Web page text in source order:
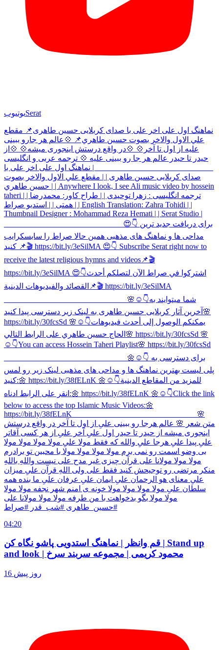
یوتیوبSerat
نماهنگ اول علی اخر علی با صدای کربلایی حسین طاهری📌 مقطع
علي الاول والاخر بصوت حسين طاهري📌 💠عالم هر جارو ببینی
علیه از اول تا آخر💠 💠در واقع درستش اینجوری میشه💠 💠از
حیدر تا حیدر عالم هر جا رو ببینی علیه 💠 ترجمه عربی و انگلیسی
______________________________ | نماهنگ اول علی اخر علی با
صدای کربلایی حسین طاهری | | مقطع علي الاول والاخر بصوت
حسين طاهري | | Anywhere I look, I see Ali music video by hossein
taheri | | ترجمه انگلیسی : زهرا توحیدی | | طراح کاور: محمدرضا
همتی | | استدیو صراط | | English Translation: Zahra Tohidi | |
Thumbnail Designer : Mohammad Reza Hemati | | Serat Studio |
______________________________ 😍👇 برای دریافت جدید ترین
مداحی ها و نماهنگ های مذهبی همین حالا صراط را سابسکرایب
کنید 📌🎬 https://bit.ly/3eSilMA 😍👇 Subscribe Serat right now to
receive the latest religious hymns and videos📌🎬
https://bit.ly/3eSilMA 😍👇اشتركوا في صراط الآن لتصلكم أحدث
القصائد والفيديوهات الدينية📌🎬 https://bit.ly/3eSilMA
_______________________________ 🌸☺️👇شما میتوایند به
آخرین آثار کربلایی حسین طاهری به لینک زیر دسترسی پیدا کنید🌸
https://bit.ly/30fcsSd 🌸☺️👇يمكنكم الوصول إلى أحدث فيديوهات
الحاج حسین طاهري على الرابط التالي🌸 https://bit.ly/30fcsSd 🌸
☺️👇You can access Hossein Taheri Playlist🌸 https://bit.ly/30fcsSd
_______________________________ 🌼☺👇 برای دسترسی به
پلی لیست بهترین نماهنگ ها و مداحی های مذهبی لینک زیر رو لمس
کنید:🌼 https://bit.ly/38fELnK 🌼☺👇للمزيد من المقاطع الدينية
انقر على الرابط ادناه:🌼 https://bit.ly/38fELnK 🌼☺👇Click the link
below to access the top Islamic Music Videos:🌼
https://bit.ly/38fELnK _______________________________ 🌸
متن شعر 🌸 عالم هرجا رو ببینی علیِ از اول تا آخر در واقع درستش
اینجوری میشه از حیدر تا حیدر اول علیِ آخر علیِ از هر کسی آقاتر
علیِ پیدا علیِ هرجا علیِ والله که فقط مولا علیِ مولا مولا مولا مولا
بی وضو اسمت رو نمی برم مولا مولا مولا مولا با محبین تو برادرم
مولا مولا مولانا علی قرآن چیزی غیر مدح علی نیست واللهِ باللهِ
منکر مرتضی رو توجیحش کنید فقط علی ولی اللهِ قرآن علیِ میزان
علیِ معنای هو الرحمان علیِ ایمان علیِ عرفان علیِ ما بنده همه
سلطان علیِ مولا مولا مولا مولا خونه ی امنم شهر نجفه مولا مولا
مولا مولا بگو بدخواهت با من طرفه مولا مولا مولانا علی
#حسین_طاهری #شب_قدر #صراط
04:20
قم وانظر | نماهنگ استدویی پاشو نگاه کن | Stand up
and look | محمود کریمی | مجموعه سربند سرخ
16 روز پیش